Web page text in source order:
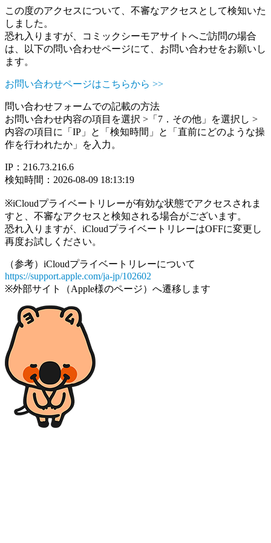
この度のアクセスについて、不審なアクセスとして検知いた
しました。
恐れ入りますが、コミックシーモアサイトへご訪問の場合
は、以下の問い合わせページにて、お問い合わせをお願いし
ます。
お問い合わせページはこちらから >>
問い合わせフォームでの記載の方法
お問い合わせ内容の項目を選択 >「7．その他」を選択し >
内容の項目に「IP」と「検知時間」と「直前にどのような操
作を行われたか」を入力。
IP：216.73.216.6
検知時間：2026-08-09 18:13:19
※iCloudプライベートリレーが有効な状態でアクセスされま
すと、不審なアクセスと検知される場合がございます。
恐れ入りますが、iCloudプライベートリレーはOFFに変更し
再度お試しください。
（参考）iCloudプライベートリレーについて
https://support.apple.com/ja-jp/102602
※外部サイト（Apple様のページ）へ遷移します